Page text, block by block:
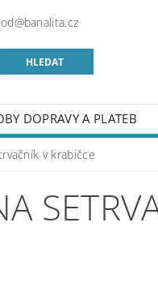
DOPRAVY A PLATEB
v krabičce